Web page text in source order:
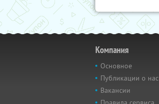
Компания
Основное
Публикации о нас
Вакансии